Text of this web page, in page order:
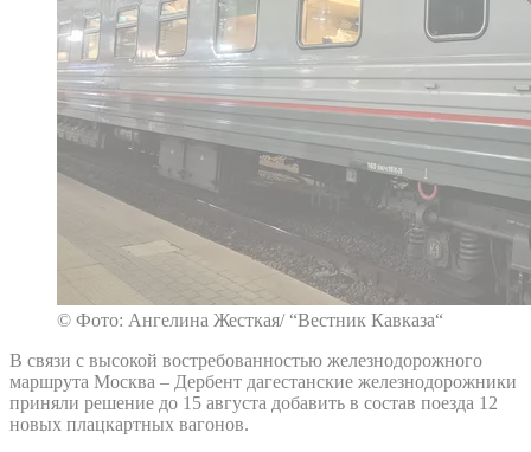
© Фото: Ангелина Жесткая/ “Вестник Кавказа“
В связи с высокой востребованностью железнодорожного
маршрута Москва – Дербент дагестанские железнодорожники
приняли решение до 15 августа добавить в состав поезда 12
новых плацкартных вагонов.